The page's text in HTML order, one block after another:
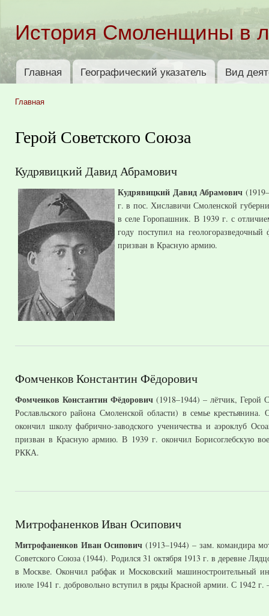
История Смоленщины в
Главное меню
Главная Географический указатель Вид
Главная
Герой Советского Союза
Кудрявицкий Давид Абрамович
Кудрявицкий Давид Абрамович
г. в пос. Хиславичи Смоленской
в селе Горопашник. В 1939 г. с
году поступил на
призван в Красную армию.
Фомченков Константин Фёдорович
Фомченков Константин Фёдорович (1918–1944) – лётчик, Герой
Рославльского района Смоленской области) в семье
окончил школу фабрично-заводского ученичества и аэроклуб
призван в Красную армию. В 1939 г. окончил Борисоглебскую
РККА.
Митрофаненков Иван Осипович
Митрофаненков Иван Осипович (1913–1944) – зам. командира
Советского Союза (1944). Родился 31 октября 1913 г. в деревне
в Москве. Окончил рабфак и Московский машиностроительный
июле 1941 г. добровольно вступил в ряды Красной армии. С 1942